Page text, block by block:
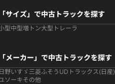
「サイズ」で中古トラックを探す
型中型増トン大型 トレーラ
「メーカー」で中古トラックを探す
日野いすゞ 三菱ふそう UDトラックス(日産)
ソーキその他